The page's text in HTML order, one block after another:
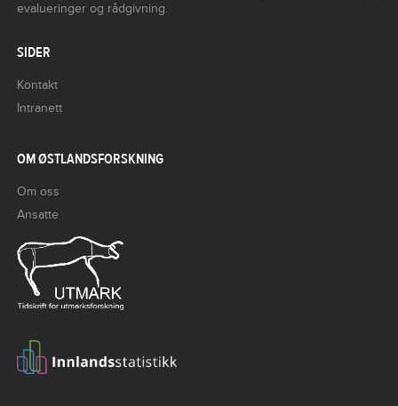
evalueringer og rådgivning.
SIDER
Kontakt
Intranett
OM ØSTLANDSFORSKNING
Om oss
Ansatte